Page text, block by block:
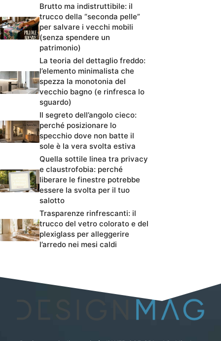
Brutto ma indistruttibile: il
trucco della “seconda pelle”
per salvare i vecchi mobili
(senza spendere un
patrimonio)
La teoria del dettaglio freddo:
l’elemento minimalista che
spezza la monotonia del
vecchio bagno (e rinfresca lo
sguardo)
Il segreto dell’angolo cieco:
perché posizionare lo
specchio dove non batte il
sole è la vera svolta estiva
Quella sottile linea tra privacy
e claustrofobia: perché
liberare le finestre potrebbe
essere la svolta per il tuo
salotto
Trasparenze rinfrescanti: il
trucco del vetro colorato e del
plexiglass per alleggerire
l’arredo nei mesi caldi